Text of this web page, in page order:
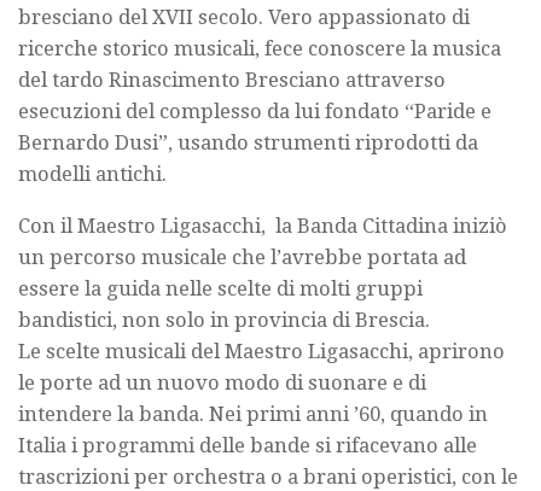
bresciano del XVII secolo. Vero appassionato di
ricerche storico musicali, fece conoscere la musica
del tardo Rinascimento Bresciano attraverso
esecuzioni del complesso da lui fondato “Paride e
Bernardo Dusi”, usando strumenti riprodotti da
modelli antichi.
Con il Maestro Ligasacchi, la Banda Cittadina iniziò
un percorso musicale che l’avrebbe portata ad
essere la guida nelle scelte di molti gruppi
bandistici, non solo in provincia di Brescia.
Le scelte musicali del Maestro Ligasacchi, aprirono
le porte ad un nuovo modo di suonare e di
intendere la banda. Nei primi anni ’60, quando in
Italia i programmi delle bande si rifacevano alle
trascrizioni per orchestra o a brani operistici, con le